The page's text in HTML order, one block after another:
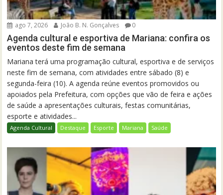
ago 7, 2026 João B. N. Gonçalves 0
Agenda cultural e esportiva de Mariana: confira os
eventos deste fim de semana
Mariana terá uma programação cultural, esportiva e de serviços
neste fim de semana, com atividades entre sábado (8) e
segunda-feira (10). A agenda reúne eventos promovidos ou
apoiados pela Prefeitura, com opções que vão de feira e ações
de saúde a apresentações culturais, festas comunitárias,
esporte e atividades...
Agenda Cultural Destaque Esporte Mariana Saúde